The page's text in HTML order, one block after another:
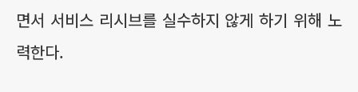
면서 서비스 리시브를 실수하지 않게 하기 위해 노
력한다.